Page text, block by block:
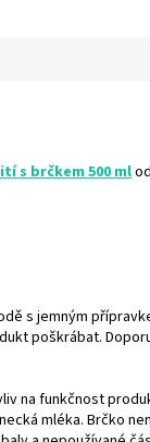
s brčkem 500 ml
s jemným
poškrábat.
na funkčnost
mléka. Brčko